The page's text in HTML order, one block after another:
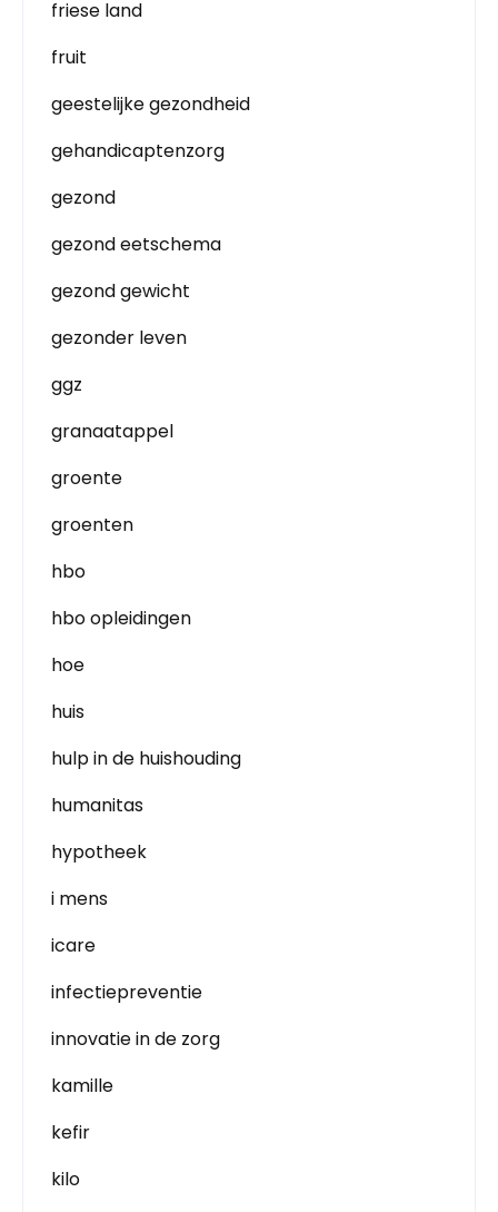
friese land
fruit
geestelijke gezondheid
gehandicaptenzorg
gezond
gezond eetschema
gezond gewicht
gezonder leven
ggz
granaatappel
groente
groenten
hbo
hbo opleidingen
hoe
huis
hulp in de huishouding
humanitas
hypotheek
i mens
icare
infectiepreventie
innovatie in de zorg
kamille
kefir
kilo